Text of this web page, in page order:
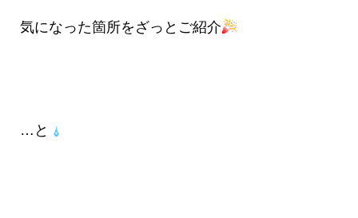
気になった箇所をざっとご紹介
…と